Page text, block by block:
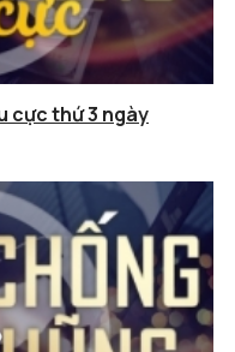
cực thứ 3 ngày